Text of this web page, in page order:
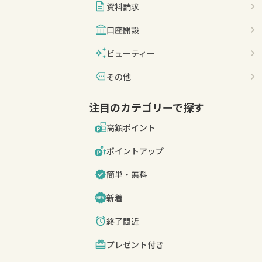
description 資料請求
account_balance口座開設
auto_awesomeビューティー
moreその他
注目のカテゴリーで探す
高額ポイント
ポイントアップ
簡単・無料
新着
終了間近
プレゼント付き